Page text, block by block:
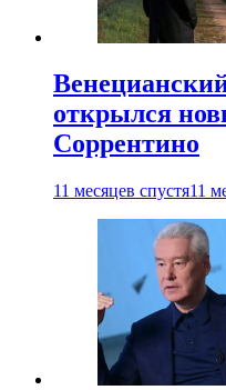
открылся
Соррентино
11 месяцев спустя11